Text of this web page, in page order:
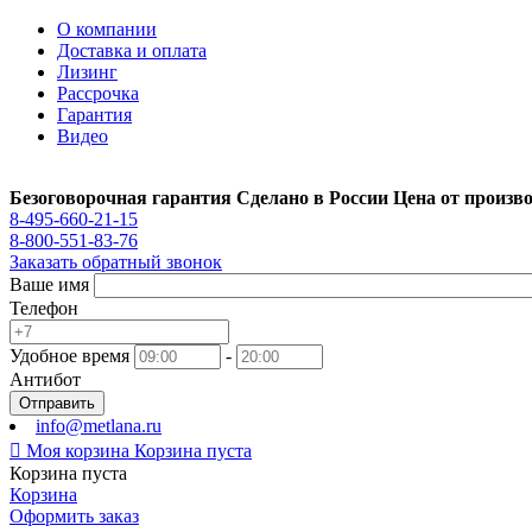
О компании
Доставка и оплата
Лизинг
Рассрочка
Гарантия
Видео
Безоговорочная гарантия Сделано в России Цена от
8-495-660-21-15
8-800-551-83-76
Заказать обратный звонок
Ваше имя
Телефон
Удобное время
-
Антибот
Отправить
info@metlana.ru
 Моя корзина Корзина пуста
Корзина пуста
Корзина
Оформить заказ